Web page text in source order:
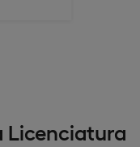
Licenciatura